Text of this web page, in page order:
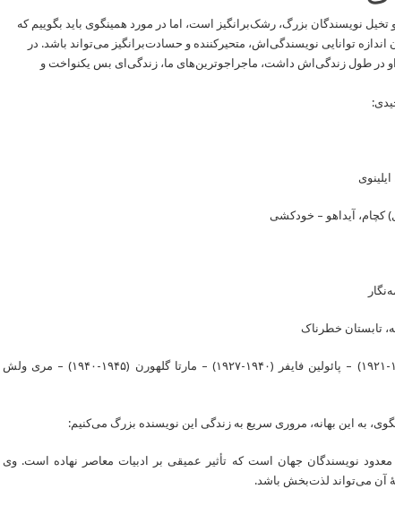
تخیل نویسندگان بزرگ، رشک‌برانگیز است، اما در مورد همینگوی باید بگوییم که
توانایی نویسندگی‌اش، متحیرکننده و حسادت‌برانگیز می‌تواند باشد. در
او در طول زندگی‌اش داشت، ماجراجوترین‌های ما، زندگی‌ای بس یکنواخت و
تابستان خطرناک
همسر(ها): هدلی ریچاردسن (۱۹۲۷-۱۹۲۱) – پائولین فایفر (۱۹۴۰-۱۹۲۷) – مارتا گلهورن (۱۹۴۵-۱۹۴۰) – مری ولش
به این بهانه، مروری سریع به زندگی این نویسنده بزرگ می‌کنیم:
همینگوی (۱۹۶۱-۱۸۹۹) از معدود نویسندگان‌ جهان است که تأثیر عمیقی بر ادبیات معاصر نهاده است. وی‌
آن می‌تواند لذت‌بخش باشد.